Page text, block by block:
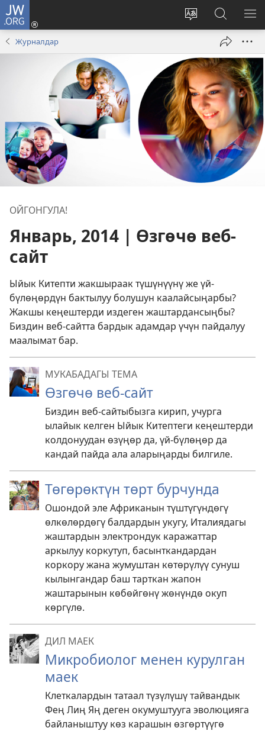
JW.ORG
Башка
тандоо
Кирүү
(жаңы
JW.ORG
сайтынан
издөө
Журналдар
ОЙГОНГУЛА!
Январь, 2014 | Өзгөчө веб-
сайт
Ыйык Китепти жакшыраак түшүнүүнү же үй-
бүлөңөрдүн бактылуу болушун каалайсыңарбы?
Жакшы кеңештерди издеген жаштардансыңбы?
Биздин веб-сайтта бардык адамдар үчүн пайдалуу
маалымат бар.
МУКАБАДАГЫ ТЕМА
Өзгөчө веб-сайт
Биздин веб-сайтыбызга кирип, учурга
ылайык келген Ыйык Китептеги кеңештерди
колдонуудан өзүңөр да, үй-бүлөңөр да
кандай пайда ала аларыңарды билгиле.
Төгөрөктүн төрт бурчунда
Ошондой эле Африканын түштүгүндөгү
өлкөлөрдөгү балдардын укугу, Италиядагы
жаштардын электрондук каражаттар
аркылуу коркутуп, басынткандардан
коркору жана жумуштан көтөрүлүү сунуш
кылынгандар баш тарткан жапон
жаштарынын көбөйгөнү жөнүндө окуп
көргүлө.
ДИЛ МАЕК
Микробиолог менен курулган
маек
Клеткалардын татаал түзүлүшү тайвандык
Фең Лиң Яң деген окумуштууга эволюцияга
байланыштуу көз карашын өзгөртүүгө